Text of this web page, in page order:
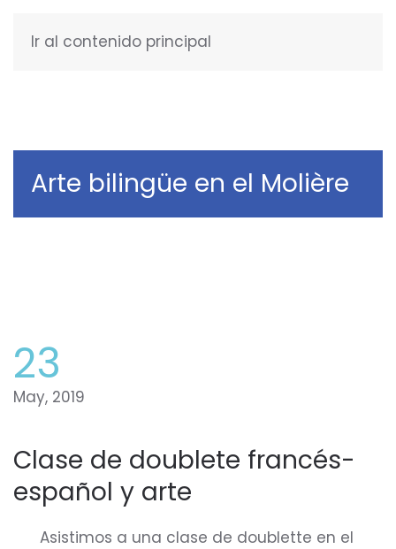
Ir al contenido principal
Arte bilingüe en el Molière
23
May, 2019
Clase de doublete francés-
español y arte
Asistimos a una clase de doublette en el